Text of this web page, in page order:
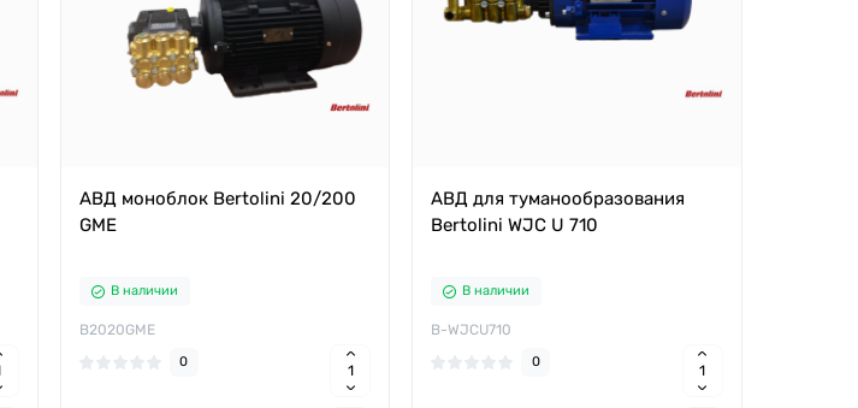
АВД моноблок Bertolini 20/200
GME
В наличии
B2020GME
0
АВД для туманообразования
Bertolini WJC U 710
В наличии
B-WJCU710
0